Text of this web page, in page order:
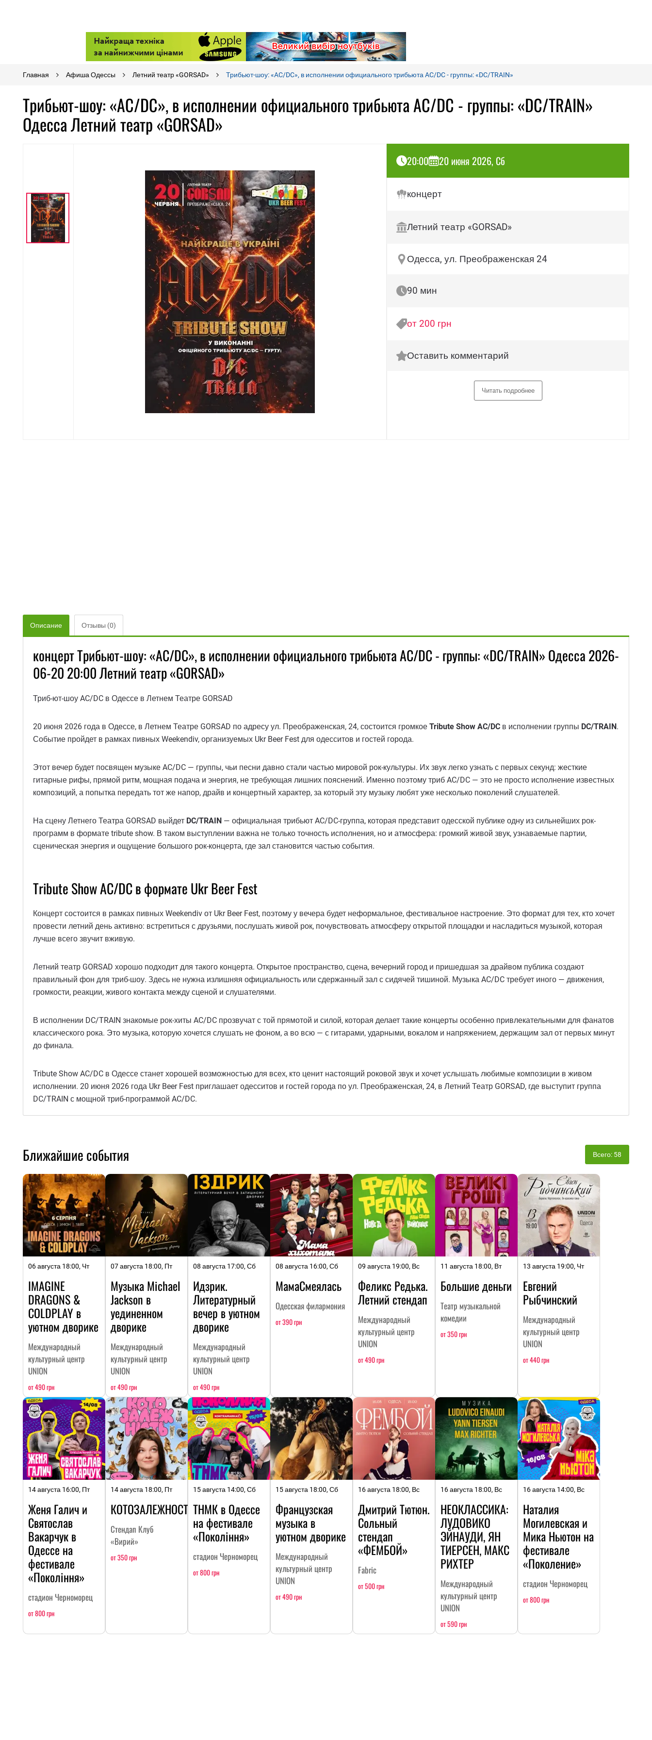
Главная Афиша Одессы Летний театр «GORSAD» Трибьют-шоу: «AC/DC», в исполнении официального трибьюта AC/DC - группы: «DC/TRAIN»
Трибьют-шоу: «AC/DC», в исполнении официального трибьюта AC/DC - группы: «DC/TRAIN»
Одесса Летний театр «GORSAD»
20:00 20 июня 2026, Сб
концерт
Летний театр «GORSAD»
Одесса, ул. Преображенская 24
90 мин
от 200 грн
Оставить комментарий
Читать подробнее
Описание Отзывы (0)
концерт Трибьют-шоу: «AC/DC», в исполнении официального трибьюта AC/DC - группы: «DC/TRAIN» Одесса 2026-
06-20 20:00 Летний театр «GORSAD»
Триб-ют-шоу AC/DC в Одессе в Летнем Театре GORSAD
20 июня 2026 года в Одессе, в Летнем Театре GORSAD по адресу ул. Преображенская, 24, состоится громкое Tribute Show AC/DC в исполнении группы DC/TRAIN.
Событие пройдет в рамках пивных Weekendiv, организуемых Ukr Beer Fest для одесситов и гостей города.
Этот вечер будет посвящен музыке AC/DC — группы, чьи песни давно стали частью мировой рок-культуры. Их звук легко узнать с первых секунд: жесткие
гитарные рифы, прямой ритм, мощная подача и энергия, не требующая лишних пояснений. Именно поэтому триб AC/DC — это не просто исполнение известных
композиций, а попытка передать тот же напор, драйв и концертный характер, за который эту музыку любят уже несколько поколений слушателей.
На сцену Летнего Театра GORSAD выйдет DC/TRAIN — официальная трибьют AC/DC-группа, которая представит одесской публике одну из сильнейших рок-
программ в формате tribute show. В таком выступлении важна не только точность исполнения, но и атмосфера: громкий живой звук, узнаваемые партии,
сценическая энергия и ощущение большого рок-концерта, где зал становится частью события.
Tribute Show AC/DC в формате Ukr Beer Fest
Концерт состоится в рамках пивных Weekendiv от Ukr Beer Fest, поэтому у вечера будет неформальное, фестивальное настроение. Это формат для тех, кто хочет
провести летний день активно: встретиться с друзьями, послушать живой рок, почувствовать атмосферу открытой площадки и насладиться музыкой, которая
лучше всего звучит вживую.
Летний театр GORSAD хорошо подходит для такого концерта. Открытое пространство, сцена, вечерний город и пришедшая за драйвом публика создают
правильный фон для триб-шоу. Здесь не нужна излишняя официальность или сдержанный зал с сидячей тишиной. Музыка AC/DC требует иного — движения,
громкости, реакции, живого контакта между сценой и слушателями.
В исполнении DC/TRAIN знакомые рок-хиты AC/DC прозвучат с той прямотой и силой, которая делает такие концерты особенно привлекательными для фанатов
классического рока. Это музыка, которую хочется слушать не фоном, а во всю — с гитарами, ударными, вокалом и напряжением, держащим зал от первых минут
до финала.
Tribute Show AC/DC в Одессе станет хорошей возможностью для всех, кто ценит настоящий роковой звук и хочет услышать любимые композиции в живом
исполнении. 20 июня 2026 года Ukr Beer Fest приглашает одесситов и гостей города по ул. Преображенская, 24, в Летний Театр GORSAD, где выступит группа
DC/TRAIN с мощной триб-программой AC/DC.
Ближайшие события Всего: 58
06 августа 18:00, Чт
IMAGINE
DRAGONS &
COLDPLAY в
уютном дворике
Международный
культурный центр
UNION
от 490 грн
07 августа 18:00, Пт
Музыка Michael
Jackson в
уединенном
дворике
Международный
культурный центр
UNION
от 490 грн
08 августа 17:00, Сб
Идзрик.
Литературный
вечер в уютном
дворике
Международный
культурный центр
UNION
от 490 грн
08 августа 16:00, Сб
МамаСмеялась
Одесская филармония
от 390 грн
09 августа 19:00, Вс
Феликс Редька.
Летний стендап
Международный
культурный центр
UNION
от 490 грн
11 августа 18:00, Вт
Большие деньги
Театр музыкальной
комедии
от 350 грн
13 августа 19:00, Чт
Евгений
Рыбчинский
Международный
культурный центр
UNION
от 440 грн
14 августа 16:00, Пт
Женя Галич и
Святослав
Вакарчук в
Одессе на
фестивале
«Покоління»
стадион Черноморец
от 800 грн
14 августа 18:00, Пт
КОТОЗАЛЕЖНОСТЬ
Стендап Клуб
«Вирий»
от 350 грн
15 августа 14:00, Сб
ТНМК в Одессе
на фестивале
«Покоління»
стадион Черноморец
от 800 грн
15 августа 18:00, Сб
Французская
музыка в
уютном дворике
Международный
культурный центр
UNION
от 490 грн
16 августа 18:00, Вс
Дмитрий Тютюн.
Сольный
стендап
«ФЕМБОЙ»
Fabric
от 500 грн
16 августа 18:00, Вс
НЕОКЛАССИКА:
ЛУДОВИКО
ЭЙНАУДИ, ЯН
ТИЕРСЕН, МАКС
РИХТЕР
Международный
культурный центр
UNION
от 590 грн
16 августа 14:00, Вс
Наталия
Могилевская и
Мика Ньютон на
фестивале
«Поколение»
стадион Черноморец
от 800 грн